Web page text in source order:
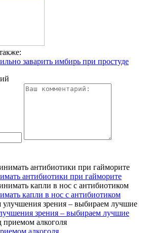
заварить имбирь при простуде
антибиотики при гайморите
капли в нос с антибиотиком
зрения – выбираем лучшие
алкоголя